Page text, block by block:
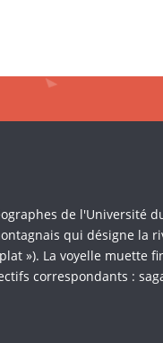
de l'Université
qui désigne la
»). La voyelle
correspondants :